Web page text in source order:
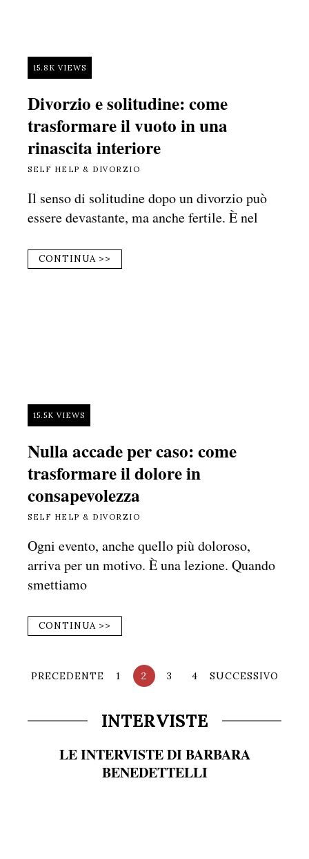
15.8K VIEWS
Divorzio e solitudine: come
trasformare il vuoto in una
rinascita interiore
SELF HELP & DIVORZIO
Il senso di solitudine dopo un divorzio può
essere devastante, ma anche fertile. È nel
CONTINUA >>
15.5K VIEWS
Nulla accade per caso: come
trasformare il dolore in
consapevolezza
SELF HELP & DIVORZIO
Ogni evento, anche quello più doloroso,
arriva per un motivo. È una lezione. Quando
smettiamo
CONTINUA >>
PRECEDENTE 1 2 3 4 SUCCESSIVO
INTERVISTE
LE INTERVISTE DI BARBARA
BENEDETTELLI